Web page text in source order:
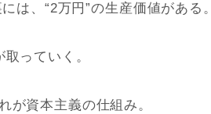
は、“2万円”の生産価値がある。
っていく。
が資本主義の仕組み。